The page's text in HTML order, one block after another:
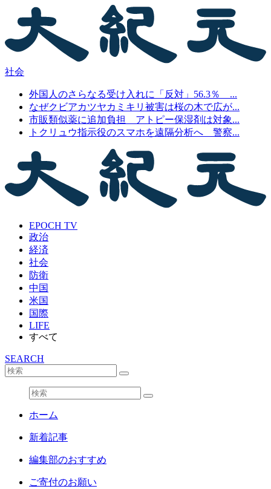
社会
外国人のさらなる受け入れに「反対」56.3％ ...
なぜクビアカツヤカミキリ被害は桜の木で広が...
市販類似薬に追加負担 アトピー保湿剤は対象...
トクリュウ指示役のスマホを遠隔分析へ 警察...
EPOCH TV
政治
経済
社会
防衛
中国
米国
国際
LIFE
すべて
SEARCH
ホーム
新着記事
編集部のおすすめ
ご寄付のお願い